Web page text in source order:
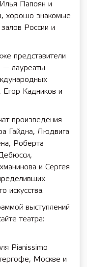
Папоян и
хорошо знакомые
России и
представители
— лауреаты
Егор Кадников и
произведения
Гайдна, Людвига
Роберта
и Сергея
искусства.
выступлений
театра:
Pianissimo
Москве и